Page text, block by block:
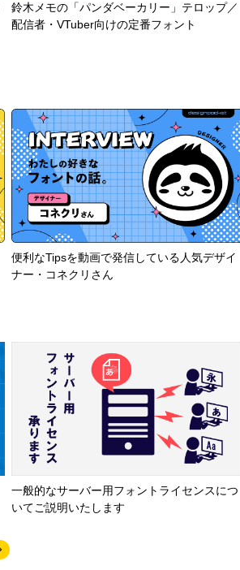
鈴木メモの「パンダベーカリー」テロップ／
配信者・VTuber向けの定番フォント
便利なTipsを動画で発信している人気デザイ
ナー・コネクリさん
一般的なサーバー用フォントライセンスにつ
いてご説明いたします